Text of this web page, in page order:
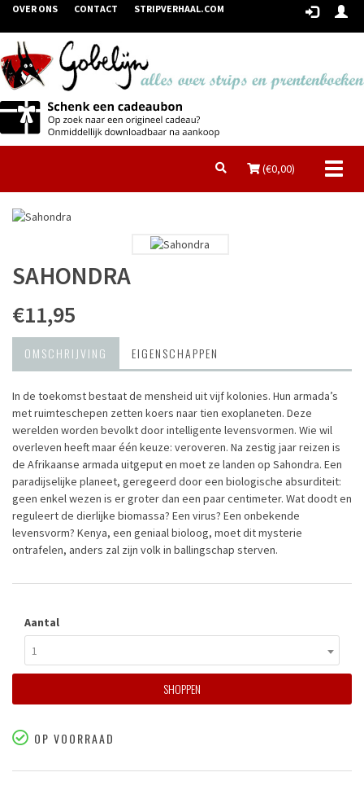
OVER ONS CONTACT STRIPVERHAAL.COM
(€0,00)
SAHONDRA
€11,95
OMSCHRIJVING EIGENSCHAPPEN
In de toekomst bestaat de mensheid uit vijf kolonies. Hun armada’s
met ruimteschepen zetten koers naar tien exoplaneten. Deze
werelden worden bevolkt door intelligente levensvormen. Wie wil
overleven heeft maar één keuze: veroveren. Na zestig jaar reizen is
de Afrikaanse armada uitgeput en moet ze landen op Sahondra. Een
paradijselijke planeet, geregeerd door een biologische absurditeit:
geen enkel wezen is er groter dan een paar centimeter. Wat doodt en
reguleert de dierlijke biomassa? Een virus? Een onbekende
levensvorm? Kenya, een geniaal bioloog, moet dit mysterie
ontrafelen, anders zal zijn volk in ballingschap sterven.
Aantal
1
SHOPPEN
OP VOORRAAD